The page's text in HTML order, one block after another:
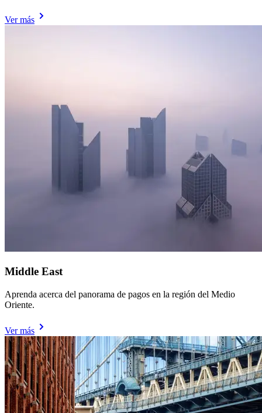
Ver más
Middle East
Aprenda acerca del panorama de pagos en la región del Medio
Oriente.
Ver más